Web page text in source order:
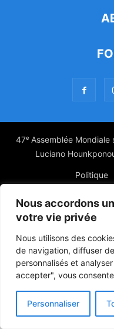
Nous accordons
votre vie privée
Nous utilisons des
de navigation, diffuser
personnalisés et
accepter", vous
Personnaliser
47ᵉ Assemblée
Luciano
Politique
© Powered by